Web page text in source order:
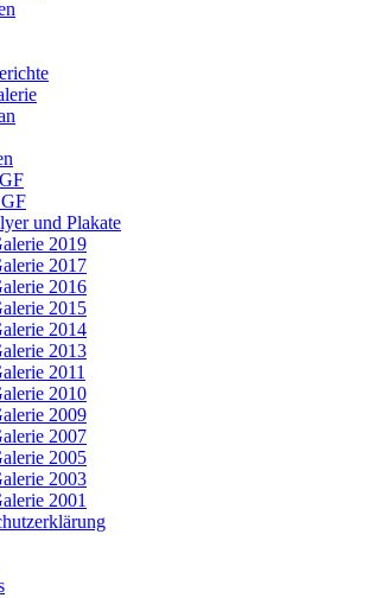
und Plakate
2019
2017
2016
2015
2014
2013
2011
2010
2009
2007
2005
2003
2001